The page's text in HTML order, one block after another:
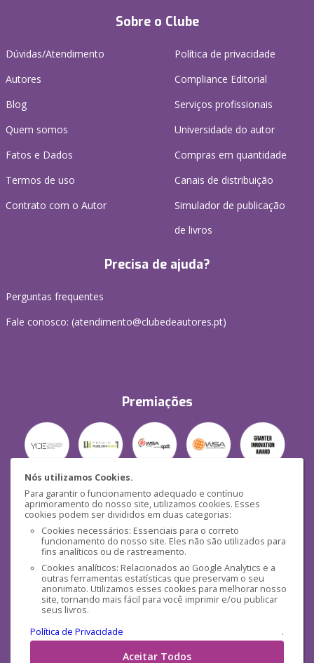
Nós utilizamos Cookies.
Para garantir o funcionamento adequado e contínuo
aprimoramento do nosso site, utilizamos cookies. Esses
cookies podem ser divididos em duas categorias:
Cookies necessários: Essenciais para o correto
funcionamento do nosso site. Eles não são utilizados para
fins analíticos ou de rastreamento.
Cookies analíticos: Relacionados ao Google Analytics e a
outras ferramentas estatísticas que preservam o seu
anonimato. Utilizamos esses cookies para melhorar nosso
site, tornando mais fácil para você imprimir e/ou publicar
seus livros.
Política de Privacidade
.
Aceitar Todos
Sobre o Clube
Dúvidas/Atendimento
Autores
Blog
Quem somos
Fatos e Dados
Termos de uso
Contrato com o Autor
Política de privacidade
Compliance Editorial
Serviços profissionais
Universidade do autor
Compras em quantidade
Canais de distribuição
Simulador de publicação
de livros
Precisa de ajuda?
Perguntas frequentes
Fale conosco: (atendimento@clubedeautores.pt)
Premiações
Segurança
Mídias Sociais